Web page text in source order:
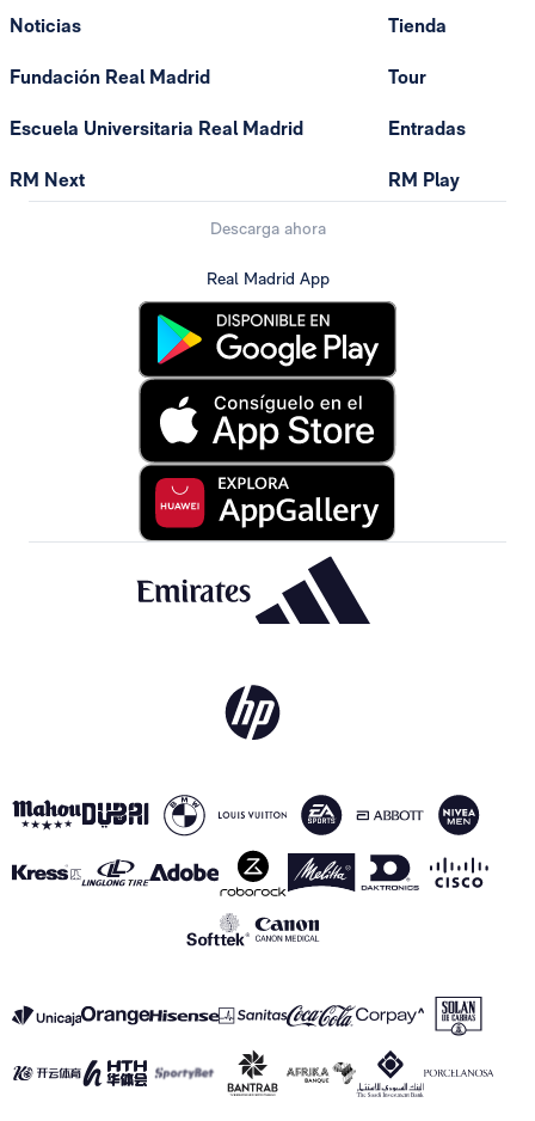
Noticias
Fundación Real Madrid
Escuela Universitaria Real Madrid
RM Next
Tienda
Tour
Entradas
RM Play
Descarga ahora
Real Madrid App